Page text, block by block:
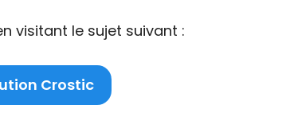
visitant le sujet suivant :
Crostic